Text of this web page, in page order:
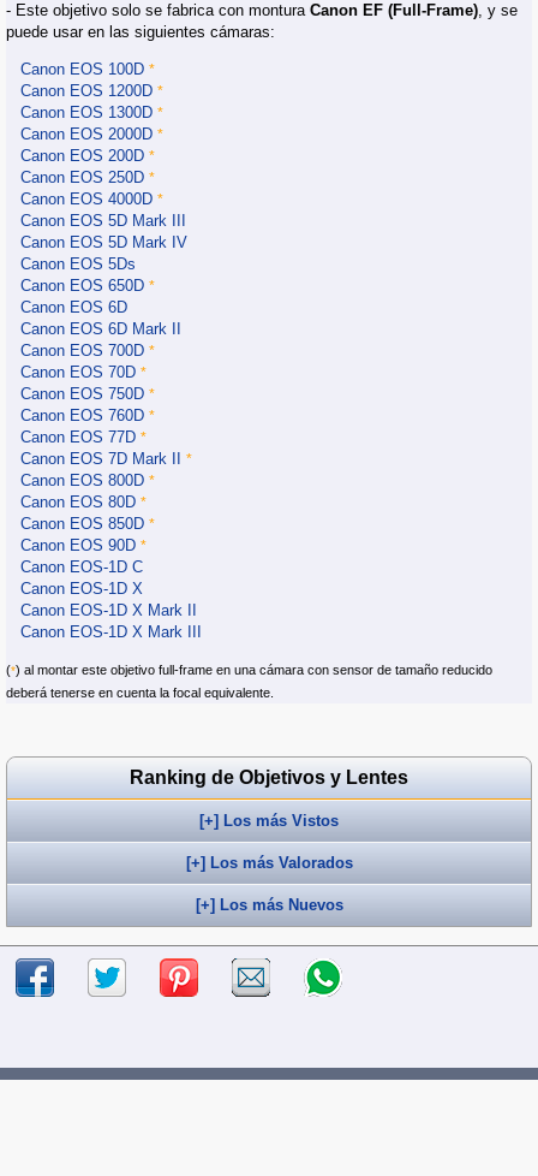
- Este objetivo solo se fabrica con montura Canon EF (Full‑Frame), y se
puede usar en las siguientes cámaras:
Canon EOS 100D *
Canon EOS 1200D *
Canon EOS 1300D *
Canon EOS 2000D *
Canon EOS 200D *
Canon EOS 250D *
Canon EOS 4000D *
Canon EOS 5D Mark III
Canon EOS 5D Mark IV
Canon EOS 5Ds
Canon EOS 650D *
Canon EOS 6D
Canon EOS 6D Mark II
Canon EOS 700D *
Canon EOS 70D *
Canon EOS 750D *
Canon EOS 760D *
Canon EOS 77D *
Canon EOS 7D Mark II *
Canon EOS 800D *
Canon EOS 80D *
Canon EOS 850D *
Canon EOS 90D *
Canon EOS-1D C
Canon EOS-1D X
Canon EOS-1D X Mark II
Canon EOS-1D X Mark III
(*) al montar este objetivo full-frame en una cámara con sensor de tamaño reducido
deberá tenerse en cuenta la focal equivalente.
Ranking de Objetivos y Lentes
[+] Los más Vistos
[+] Los más Valorados
[+] Los más Nuevos